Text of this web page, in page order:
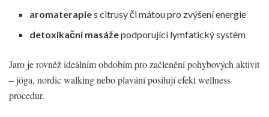
aromaterapies citrusy či mátou pro zvýšení energie
detoxikační masážepodporující lymfatický systém
Jaro je rovněž ideálním obdobím pro začlenění pohybových aktivit
– jóga, nordic walking nebo plavání posilují efekt wellness
procedur.